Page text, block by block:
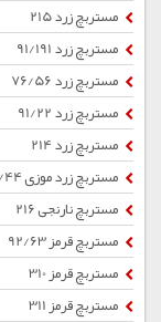
مستربچ زرد 215
مستربچ زرد 91/191
مستربچ زرد 76/56
مستربچ زرد 91/22
مستربچ زرد 214
مستربچ زرد موزی 81/44
مستربچ نارنجی 216
مستربچ قرمز 92/63
مستربچ قرمز 310
مستربچ قرمز 311